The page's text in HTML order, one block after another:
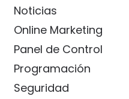
Noticias
Online Marketing
Panel de Control
Programación
Seguridad